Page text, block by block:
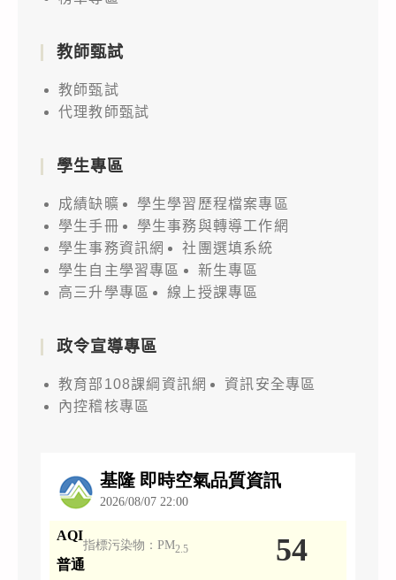
教師甄試
教師甄試
代理教師甄試
學生專區
成績缺曠
學生學習歷程檔案專區
學生手冊
學生事務與轉導工作網
學生事務資訊網
社團選填系統
學生自主學習專區
新生專區
高三升學專區
線上授課專區
政令宣導專區
教育部108課綱資訊網
資訊安全專區
內控稽核專區